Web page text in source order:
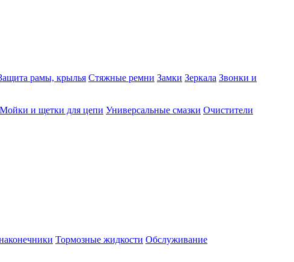
рамы, крылья Стяжные ремни Замки Зеркала Звонки и
Мойки и щетки для цепи Универсальные смазки Очистители
Тормозные жидкости Обслуживание